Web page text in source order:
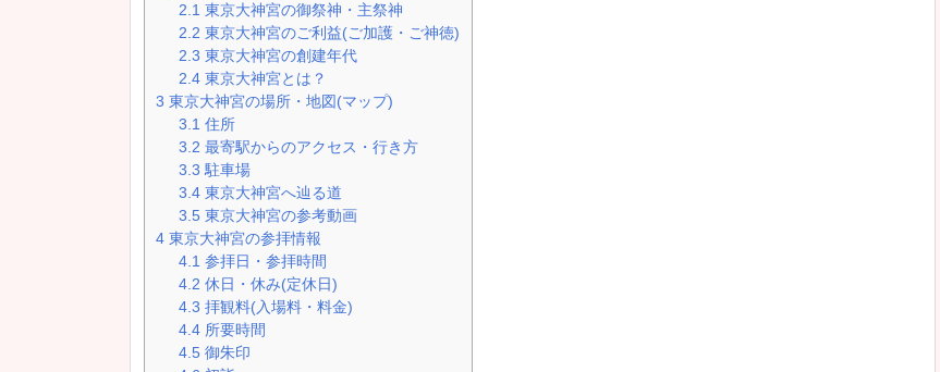
2.1 東京大神宮の御祭神・主祭神
2.2 東京大神宮のご利益(ご加護・ご神徳)
2.3 東京大神宮の創建年代
2.4 東京大神宮とは？
3 東京大神宮の場所・地図(マップ)
3.1 住所
3.2 最寄駅からのアクセス・行き方
3.3 駐車場
3.4 東京大神宮へ辿る道
3.5 東京大神宮の参考動画
4 東京大神宮の参拝情報
4.1 参拝日・参拝時間
4.2 休日・休み(定休日)
4.3 拝観料(入場料・料金)
4.4 所要時間
4.5 御朱印